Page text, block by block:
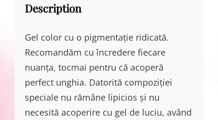
Description
Gel color cu o pigmentație ridicată.
Recomandăm cu încredere fiecare
nuanța, tocmai pentru că acoperă
perfect unghia. Datorită compoziției
speciale nu rămâne lipicios și nu
necesită acoperire cu gel de luciu, având